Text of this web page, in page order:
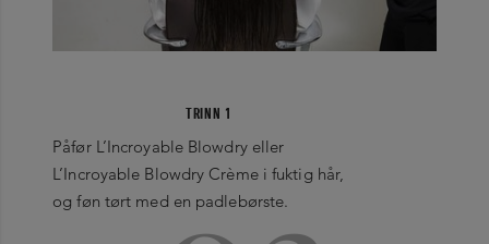
TRINN 1
Påfør L’Incroyable Blowdry eller
L’Incroyable Blowdry Crème i fuktig hår,
og føn tørt med en padlebørste.